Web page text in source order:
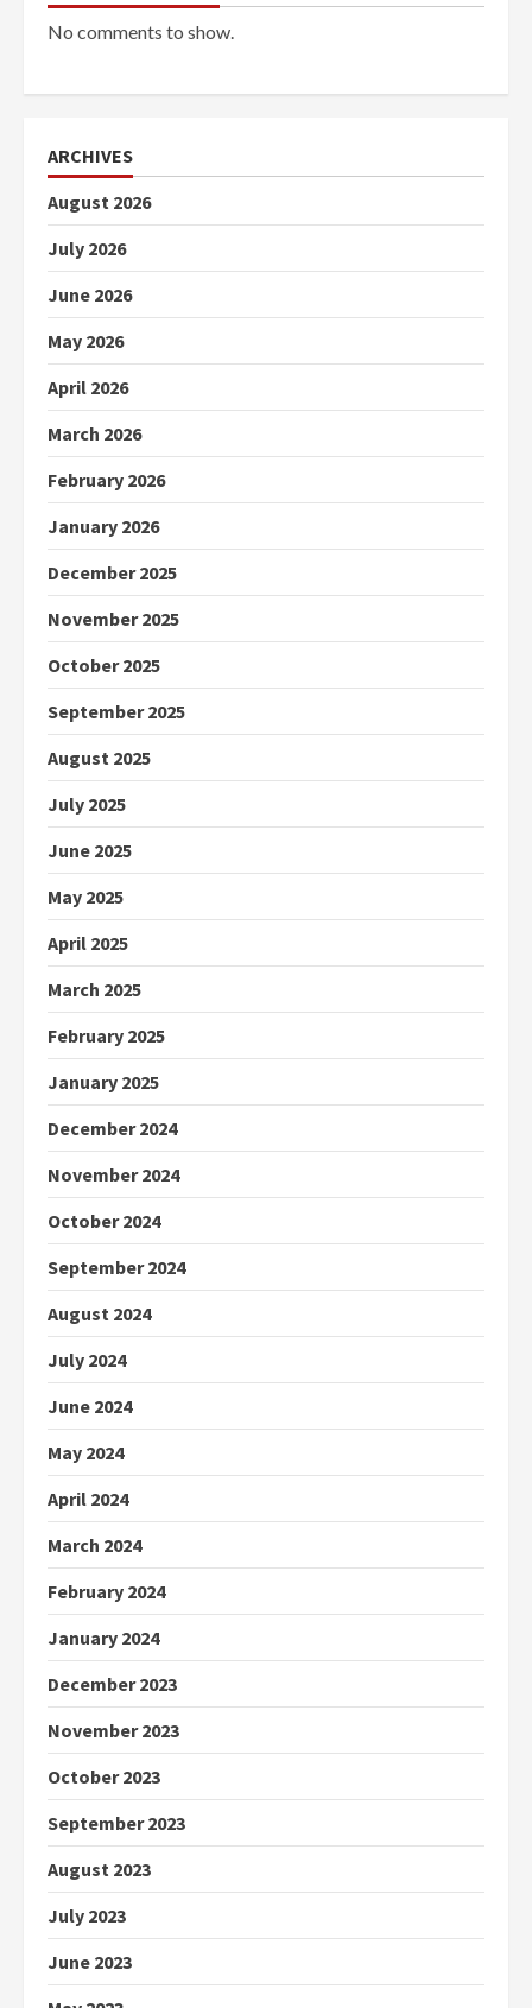
No comments to show.
ARCHIVES
August 2026
July 2026
June 2026
May 2026
April 2026
March 2026
February 2026
January 2026
December 2025
November 2025
October 2025
September 2025
August 2025
July 2025
June 2025
May 2025
April 2025
March 2025
February 2025
January 2025
December 2024
November 2024
October 2024
September 2024
August 2024
July 2024
June 2024
May 2024
April 2024
March 2024
February 2024
January 2024
December 2023
November 2023
October 2023
September 2023
August 2023
July 2023
June 2023